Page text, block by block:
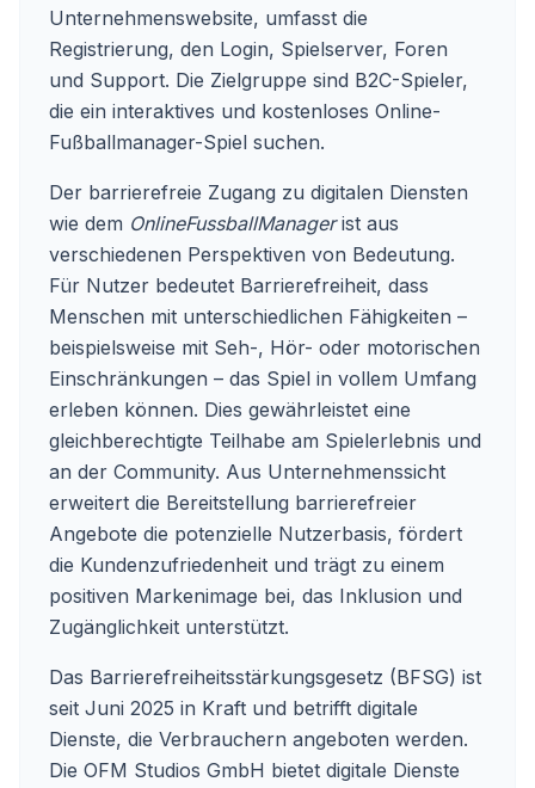
Unternehmenswebsite, umfasst die
Registrierung, den Login, Spielserver, Foren
und Support. Die Zielgruppe sind B2C-Spieler,
die ein interaktives und kostenloses Online-
Fußballmanager-Spiel suchen.
Der barrierefreie Zugang zu digitalen Diensten
wie dem OnlineFussballManagerist aus
verschiedenen Perspektiven von Bedeutung.
Für Nutzer bedeutet Barrierefreiheit, dass
Menschen mit unterschiedlichen Fähigkeiten –
beispielsweise mit Seh-, Hör- oder motorischen
Einschränkungen – das Spiel in vollem Umfang
erleben können. Dies gewährleistet eine
gleichberechtigte Teilhabe am Spielerlebnis und
an der Community. Aus Unternehmenssicht
erweitert die Bereitstellung barrierefreier
Angebote die potenzielle Nutzerbasis, fördert
die Kundenzufriedenheit und trägt zu einem
positiven Markenimage bei, das Inklusion und
Zugänglichkeit unterstützt.
Das Barrierefreiheitsstärkungsgesetz (BFSG) ist
seit Juni 2025 in Kraft und betrifft digitale
Dienste, die Verbrauchern angeboten werden.
Die OFM Studios GmbH bietet digitale Dienste